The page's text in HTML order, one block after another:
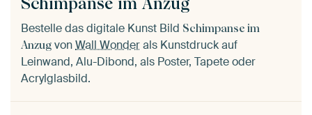
Bestelle das digitale Kunst Bild Schimpanse im
Anzug vonWall Wonderals Kunstdruck auf
Leinwand, Alu-Dibond, als Poster, Tapete oder
Acrylglasbild.